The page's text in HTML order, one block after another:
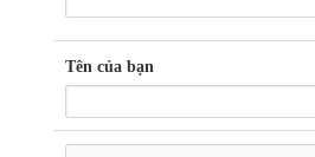
Tên của bạn